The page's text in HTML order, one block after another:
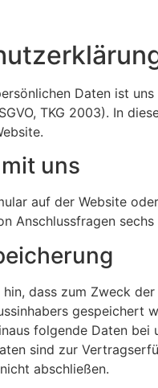
Daten ist
TKG 2003). In
uns
auf der Website
Anschlussfragen
dass zum Zweck
gespeichert
folgende Daten bei
sind zur
abschließen.